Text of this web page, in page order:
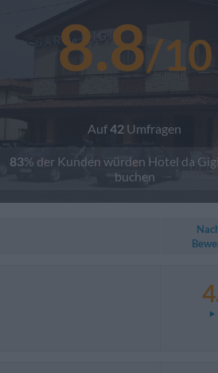
8.8/10
Auf42 Umfragen
83% der Kunden würden Hotel da Gigi
buchen